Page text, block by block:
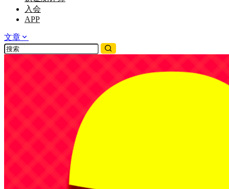
入会
APP
文章